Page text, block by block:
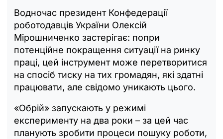
Водночас президент Конфедерації
роботодавців України Олексій
Мірошниченко застерігає: попри
потенційне покращення ситуації на ринку
праці, цей інструмент може перетворитися
на спосіб тиску на тих громадян, які здатні
працювати, але свідомо уникають цього.
«Обрій» запускають у режимі
експерименту на два роки – за цей час
планують зробити процеси пошуку роботи,